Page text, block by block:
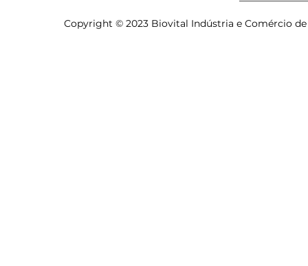
Copyright © 2023 Biovital Indústria e Comércio de